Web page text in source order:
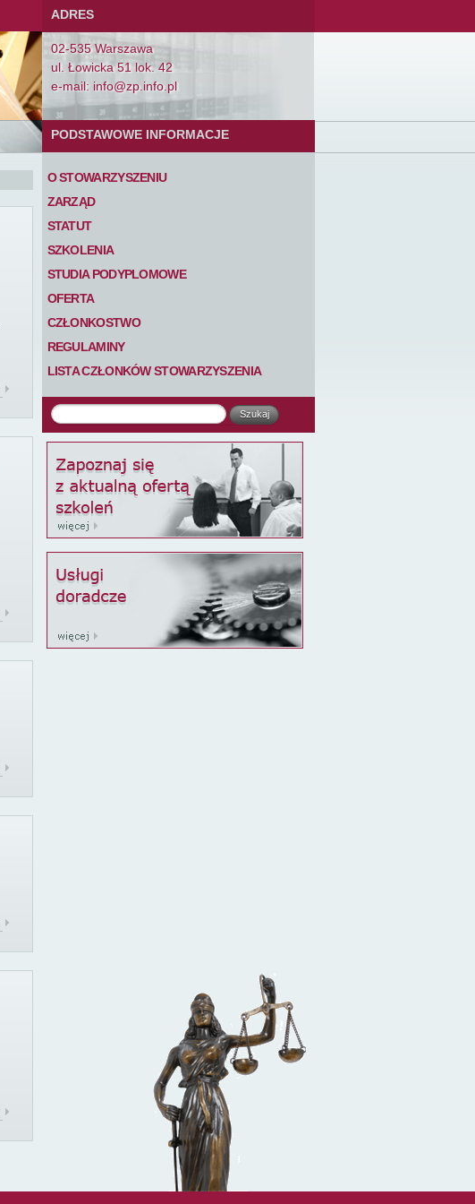
ADRES
02-535 Warszawa
ul. Łowicka 51 lok. 42
e-mail: info@zp.info.pl
PODSTAWOWE INFORMACJE
O STOWARZYSZENIU
ZARZĄD
STATUT
SZKOLENIA
STUDIA PODYPLOMOWE
OFERTA
CZŁONKOSTWO
REGULAMINY
LISTA CZŁONKÓW STOWARZYSZENIA